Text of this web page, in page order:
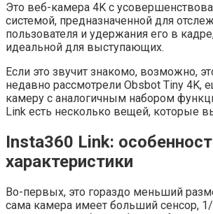
Это веб-камера 4K с
системой, предназначенной для
пользователя и удержания его в
идеальной для выступающих.
Если это звучит знакомо, возможно,
недавно рассмотрели Obsbot Tiny 4K,
камеру с аналогичным набором
Link есть несколько вещей, которые
Insta360 Link:
характеристики
Во-первых, это гораздо меньший
сама камера имеет больший сенсор, 1/